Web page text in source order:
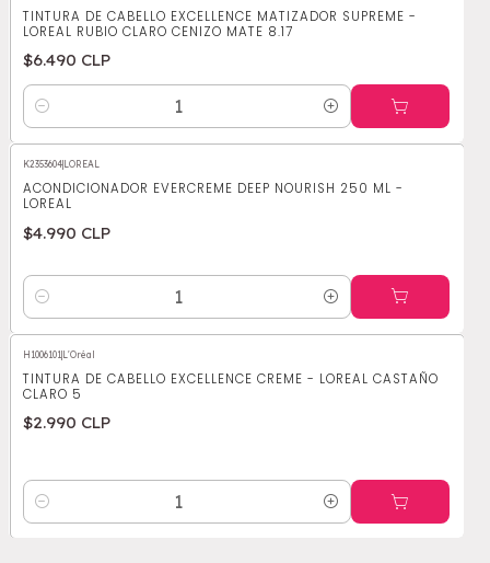
TINTURA DE CABELLO EXCELLENCE MATIZADOR SUPREME -
LOREAL RUBIO CLARO CENIZO MATE 8.17
$6.490 CLP
Cantidad
K2353604| LOREAL
ACONDICIONADOR EVERCREME DEEP NOURISH 250 ML -
LOREAL
$4.990 CLP
Cantidad
H1006101 L'Oréal
TINTURA DE CABELLO EXCELLENCE CREME - LOREAL CASTAÑO
CLARO 5
$2.990 CLP
Cantidad